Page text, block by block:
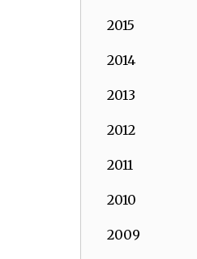
2015
2014
2013
2012
2011
2010
2009